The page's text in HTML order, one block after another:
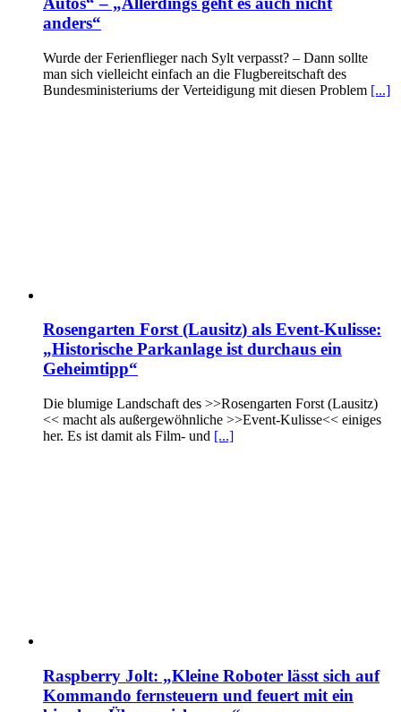
anders“
Wurde der Ferienflieger nach Sylt verpasst? – Dann sollte
man sich vielleicht einfach an die Flugbereitschaft des
Bundesministeriums der Verteidigung mit diesen Problem [...]
Rosengarten Forst (Lausitz) als Event-Kulisse:
„Historische Parkanlage ist durchaus ein
Geheimtipp“
Die blumige Landschaft des >>Rosengarten Forst (Lausitz)
<< macht als außergewöhnliche >>Event-Kulisse<< einiges
her. Es ist damit als Film- und [...]
Raspberry Jolt: „Kleine Roboter lässt sich auf
Kommando fernsteuern und feuert mit ein